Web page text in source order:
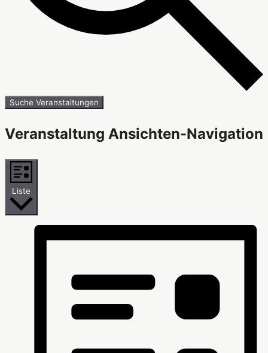
Suche Veranstaltungen
Veranstaltung Ansichten-Navigation
Liste